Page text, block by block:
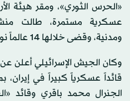
«الحرس الثوري»، ومقر هيئة
عسكرية مستمرة، طالت
ومدنية، وقضى خلالها 14 عالماً نووياً.
قائداً عسكرياً كبيراً في إيران،
الجنرال محمد باقري وقائد